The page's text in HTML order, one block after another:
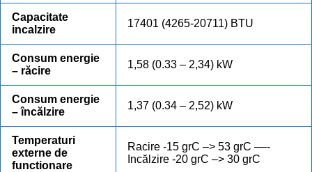
Capacitate
incalzire
17401 (4265-20711) BTU
Consum energie
– răcire
1,58 (0.33 – 2,34) kW
Consum energie
– încălzire
1,37 (0.34 – 2,52) kW
Temperaturi
externe de
functionare
Racire -15 grC –> 53 grC ––-
Incălzire -20 grC –> 30 grC